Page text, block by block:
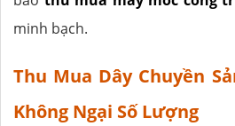
minh bạch.
Thu Mua Dây Chuyền
Không Ngại Số Lượng